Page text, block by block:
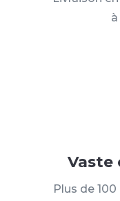
Vaste
Plus de